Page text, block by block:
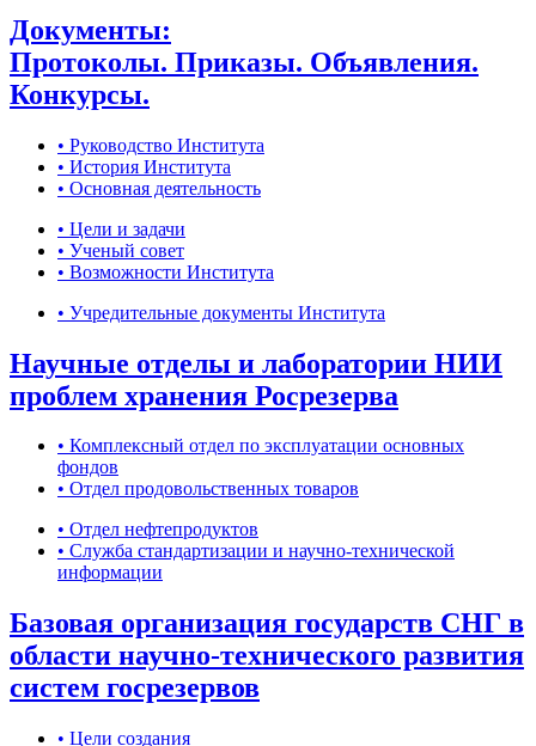
Документы:
Протоколы. Приказы. Объявления.
Конкурсы.
• Руководство Института
• История Института
• Основная деятельность
• Цели и задачи
• Ученый совет
• Возможности Института
• Учредительные документы Института
Научные отделы и лаборатории НИИ
проблем хранения Росрезерва
• Комплексный отдел по эксплуатации основных
фондов
• Отдел продовольственных товаров
• Отдел нефтепродуктов
• Служба стандартизации и научно-технической
информации
Базовая организация государств СНГ в
области научно-технического развития
систем госрезервов
• Цели создания